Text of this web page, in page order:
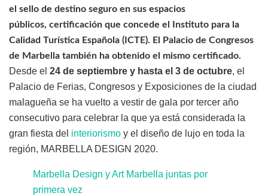
el sello de destino seguro en sus espacios
públicos, certificación que concede el Instituto para la
Calidad Turística Española (ICTE). El Palacio de Congresos
de Marbella también ha obtenido el mismo certificado.
Desde el 24 de septiembre y hasta el 3 de octubre, el
Palacio de Ferias, Congresos y Exposiciones de la ciudad
malagueña se ha vuelto a vestir de gala por tercer año
consecutivo para celebrar la que ya está considerada la
gran fiesta del interiorismo y el diseño de lujo en toda la
región, MARBELLA DESIGN 2020.
Marbella Design y Art Marbella juntas por
primera vez